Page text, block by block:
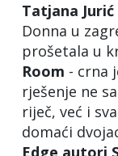
Tatjana Jurić
Donna u
prošetala u
Room - crna
rješenje ne
riječ, već i
domaći
Edge autori